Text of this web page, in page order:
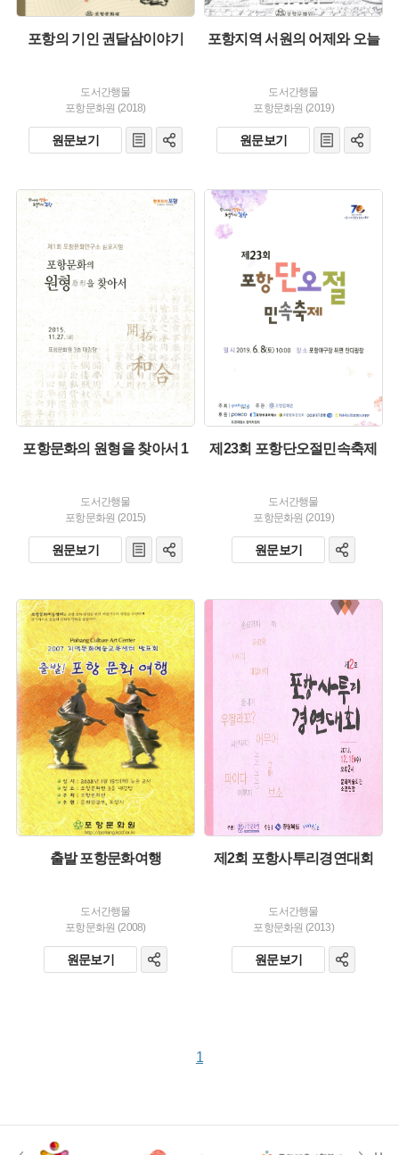
포항의 기인 권달삼이야기
도서간행물
포항문화원 (2018)
원문보기
포항지역 서원의 어제와 오늘
도서간행물
포항문화원 (2019)
원문보기
유형 :
발행 :
생산 :
포항문화의 원형을 찾아서 1
도서간행물
포항문화원 (2015)
원문보기
생산 :
제23회 포항단오절민속축제
도서간행물
포항문화원 (2019)
원문보기
유형 :
발행 :
생산 :
출발 포항문화여행
도서간행물
포항문화원 (2008)
원문보기
유형 :
생산 :
제2회 포항사투리경연대회
도서간행물
포항문화원 (2013)
원문보기
1